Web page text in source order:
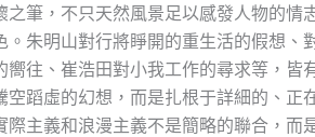
之筆，不只天然風景足以感發人物的情
。朱明山對行將睜開的重生活的假想、
嚮往、崔浩田對小我工作的尋求等，皆
空蹈虛的幻想，而是扎根于詳細的、正
際主義和浪漫主義不是簡略的聯合，而